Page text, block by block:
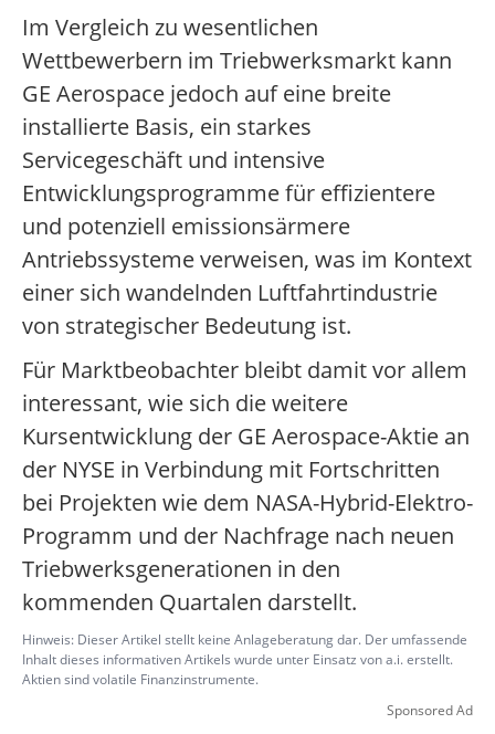
Im Vergleich zu wesentlichen
Wettbewerbern im Triebwerksmarkt kann
GE Aerospace jedoch auf eine breite
installierte Basis, ein starkes
Servicegeschäft und intensive
Entwicklungsprogramme für effizientere
und potenziell emissionsärmere
Antriebssysteme verweisen, was im Kontext
einer sich wandelnden Luftfahrtindustrie
von strategischer Bedeutung ist.
Für Marktbeobachter bleibt damit vor allem
interessant, wie sich die weitere
Kursentwicklung der GE Aerospace-Aktie an
der NYSE in Verbindung mit Fortschritten
bei Projekten wie dem NASA-Hybrid-Elektro-
Programm und der Nachfrage nach neuen
Triebwerksgenerationen in den
kommenden Quartalen darstellt.
Hinweis: Dieser Artikel stellt keine Anlageberatung dar. Der umfassende
Inhalt dieses informativen Artikels wurde unter Einsatz von a.i. erstellt.
Aktien sind volatile Finanzinstrumente.
Sponsored Ad